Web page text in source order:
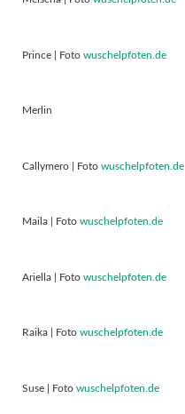
Prince | Foto wuschelpfoten.de
Merlin
Callymero | Foto wuschelpfoten.de
Maila | Foto wuschelpfoten.de
Ariella | Foto wuschelpfoten.de
Raika | Foto wuschelpfoten.de
Suse | Foto wuschelpfoten.de